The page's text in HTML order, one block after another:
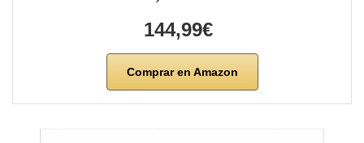
144,99€
Comprar en Amazon